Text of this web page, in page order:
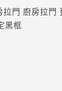
拉門 廚房拉門
黑框